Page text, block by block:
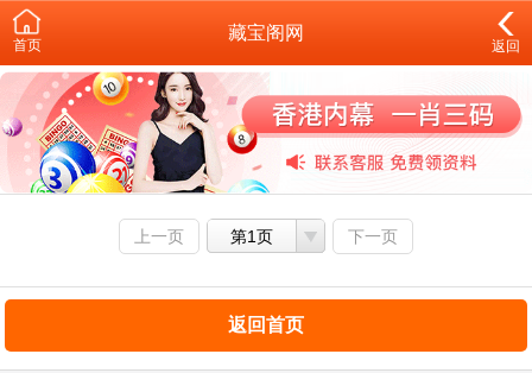
首页
藏宝阁网
返回
上一页 第1页 下一页
返回首页